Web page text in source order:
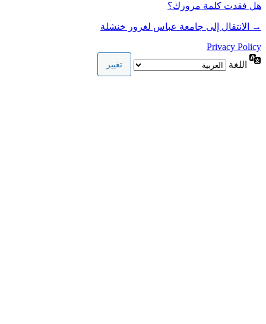
هل فقدت كلمة مرورك؟
→ الانتقال إلى جامعة عباس لغرور خنشلة
Privacy Policy
اللغة